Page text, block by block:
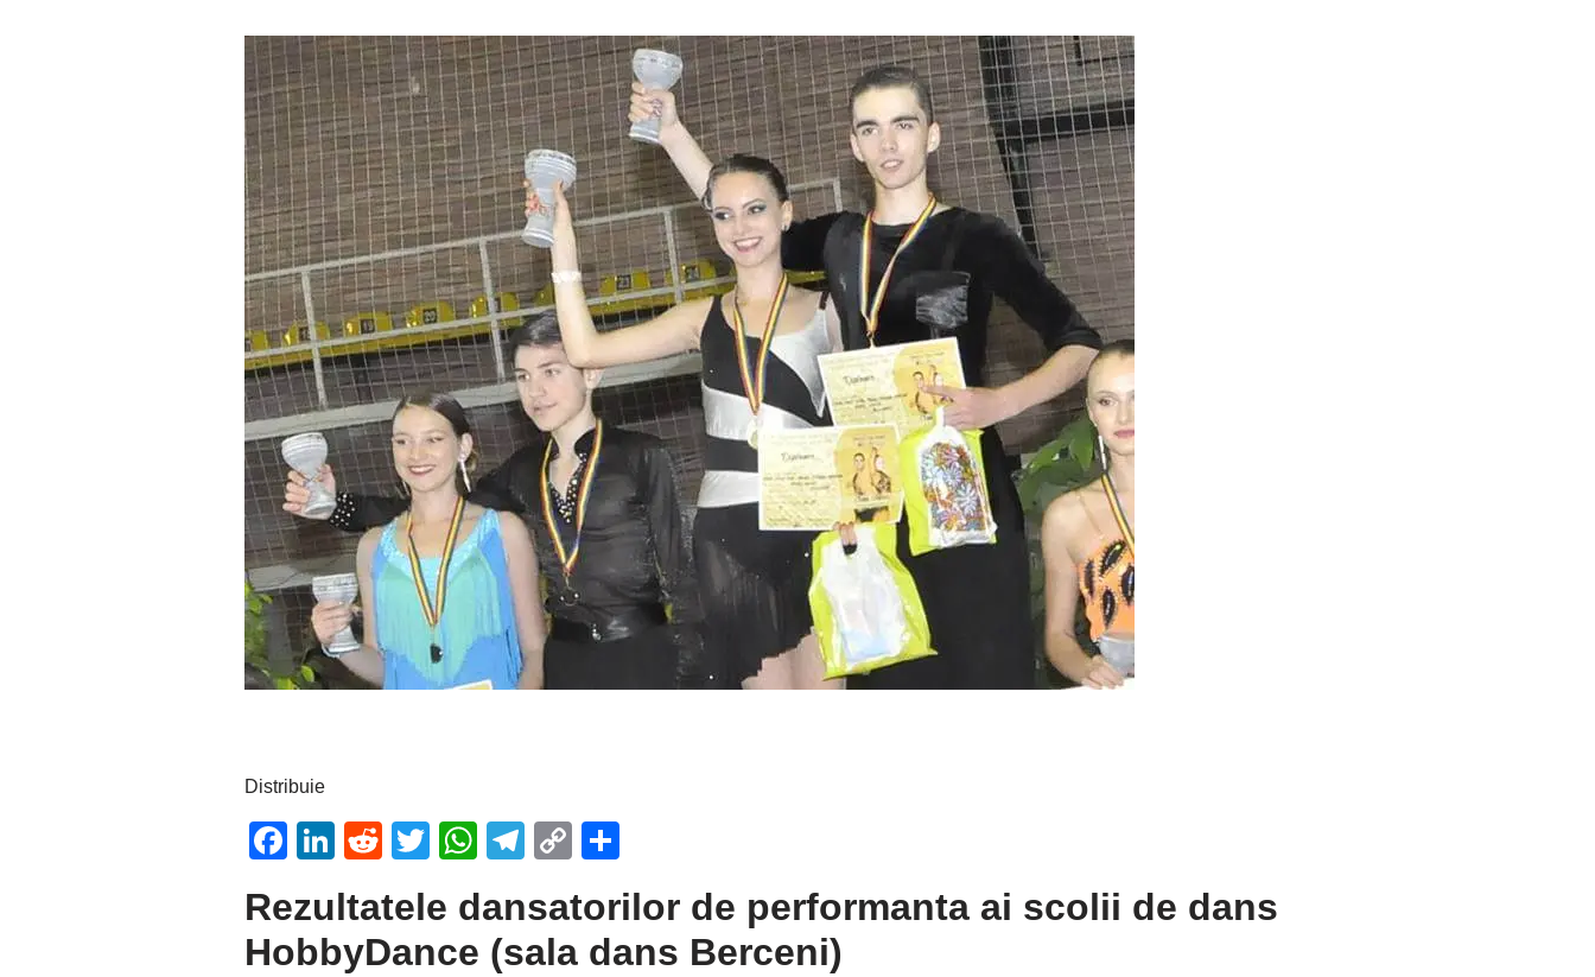
Distribuie
F
c
e
Li
k
e
R
d
di
T
tt
er
W
at
s
T
e
gr
C
p
y
ta
je
Rezultatele dansatorilor de performanta ai scolii de dans
HobbyDance (sala dans Berceni)